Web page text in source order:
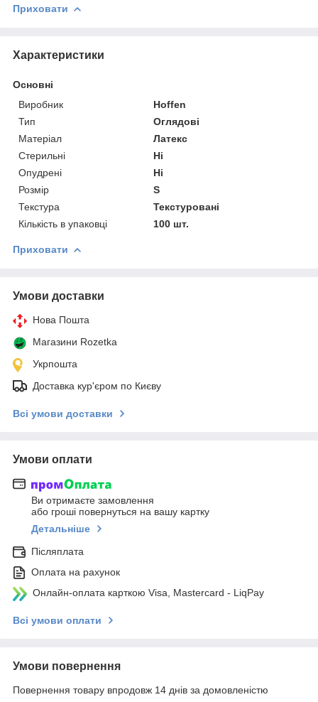
Приховати
Характеристики
Основні
Виробник
Hoffen
Тип
Оглядові
Матеріал
Латекс
Стерильні
Ні
Опудрені
Ні
Розмір
S
Текстура
Текстуровані
Кількість в упаковці
100 шт.
Приховати
Умови доставки
Нова Пошта
Магазини Rozetka
Укрпошта
Доставка кур'єром по Києву
Всі умови доставки
Умови оплати
Ви отримаєте замовлення
або гроші повернуться на вашу картку
Детальніше
Післяплата
Оплата на рахунок
Онлайн-оплата карткою Visa, Mastercard - LiqPay
Всі умови оплати
Умови повернення
Повернення товару впродовж 14 днів за домовленістю